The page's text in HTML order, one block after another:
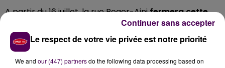
A partir du 16 juillet, la rue Roger-Ainifermera cette
fois entre le rond-point Michel-Victor-Leroy et le
boulevard Winston-Churchill, avec déviation dans les
deux sens par le boulevard Winston-Churchill et la rue
Jean-de-la-Varende, ou par la rue de Paris en
Le respect de votre vie privée est notre priorité
We and our (447) partnersdo the following data processing based on
Continuer sans accepter